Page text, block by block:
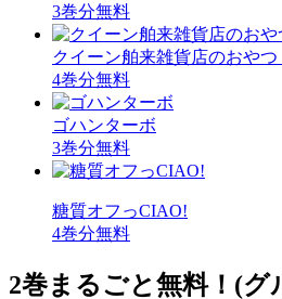
3巻分無料
クイーン舶来雑貨店のおやつ
4巻分無料
ゴハンターボ
3巻分無料
糖質オフっCIAO!
4巻分無料
2巻まるごと無料！ (グ